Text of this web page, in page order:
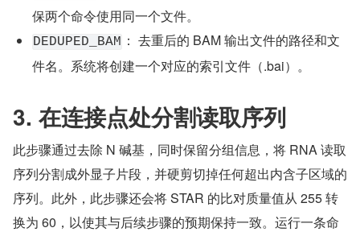
保两个命令使用同一个文件。
DEDUPED_BAM ： 去重后的 BAM 输出文件的路径和文
件名。系统将创建一个对应的索引文件（.bai）。
3. 在连接点处分割读取序列
此步骤通过去除 N 碱基，同时保留分组信息，将 RNA 读取
序列分割成外显子片段，并硬剪切掉任何超出内含子区域的
序列。此外，此步骤还会将 STAR 的比对质量值从 255 转
换为 60，以使其与后续步骤的预期保持一致。运行一条命